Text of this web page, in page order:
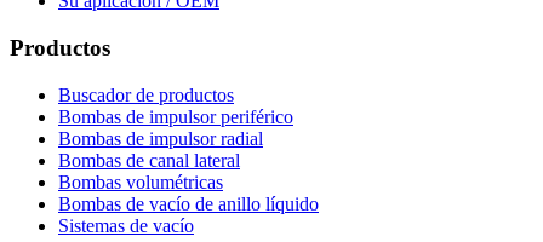
Productos
Buscador de productos
Bombas de impulsor periférico
Bombas de impulsor radial
Bombas de canal lateral
Bombas volumétricas
Bombas de vacío de anillo líquido
Sistemas de vacío